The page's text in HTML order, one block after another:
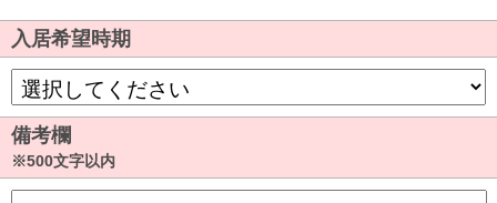
入居希望時期
備考欄
※500文字以内